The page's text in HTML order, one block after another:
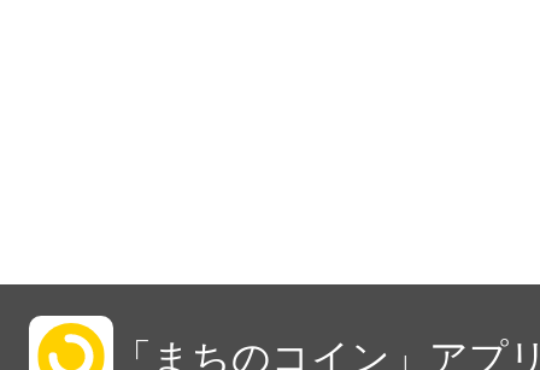
「まちのコイン」アプ